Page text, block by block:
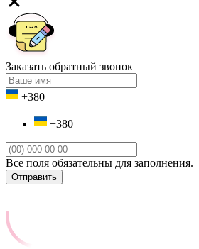
Заказать обратный звонок
+380
+380
Все поля обязательны для заполнения.
Отправить